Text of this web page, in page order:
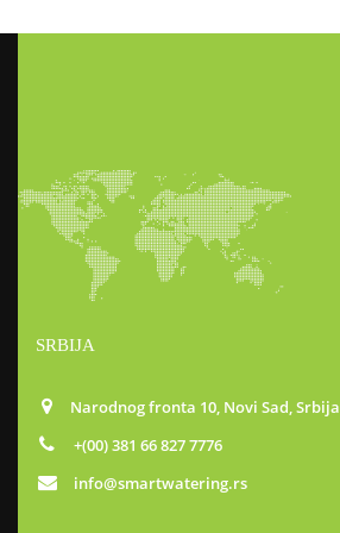
SRBIJA
Narodnog fronta 10, Novi Sad, Srbija
+(00) 381 66 827 7776
info@smartwatering.rs